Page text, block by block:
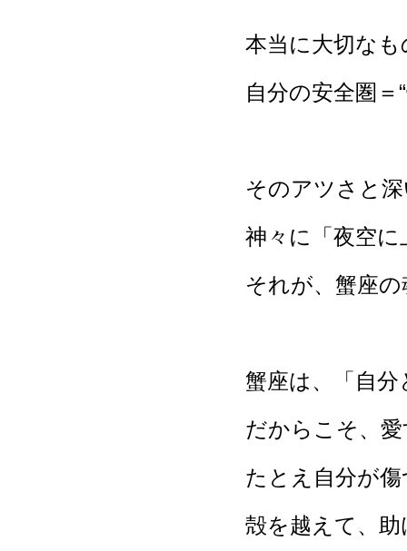
本当に大切な
自分の安全圏
そのアツさと
神々に「夜空
それが、蟹座
蟹座は、「自
だからこそ、
たとえ自分が
殻を越えて、